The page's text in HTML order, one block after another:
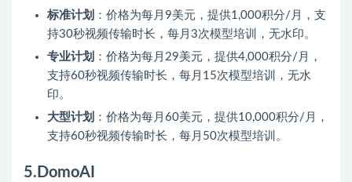
标准计划 ：价格为每月9美元，提供1,000积分/月，支
持30秒视频传输时长，每月3次模型培训，无水印。
专业计划 ：价格为每月29美元，提供4,000积分/月，
支持60秒视频传输时长，每月15次模型培训，无水
印。
大型计划 ：价格为每月60美元，提供10,000积分/月，
支持60秒视频传输时长，每月50次模型培训。
5.DomoAI